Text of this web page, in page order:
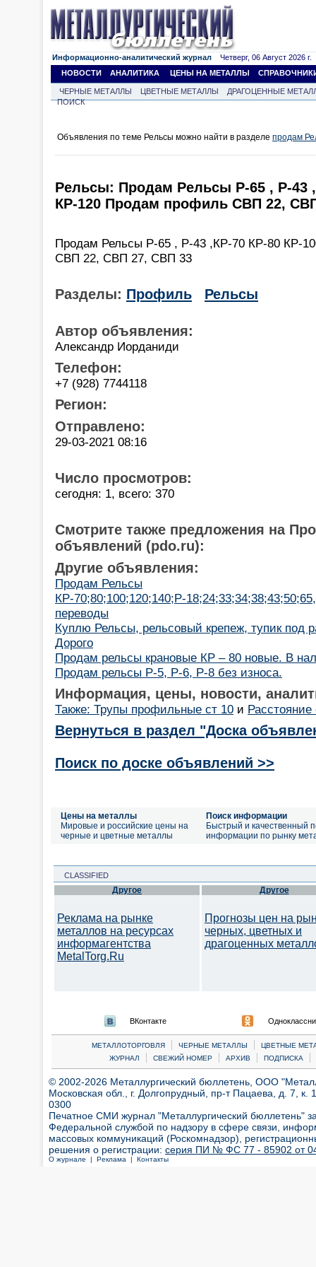
Информационно-аналитический журнал Четверг, 06 Август 2026 г.
НОВОСТИ
АНАЛИТИКА ЦЕНЫ НА МЕТАЛЛЫ
ЧЕРНЫЕ МЕТАЛЛЫ ЦВЕТНЫЕ МЕТАЛЛЫ
ДРАГОЦЕННЫЕ
ПОИСК
Объявления по теме Рельсы можно найти в разделе продам
Рельсы: Продам Рельсы Р-65 , Р-43
КР-120 Продам профиль СВП 22,
Продам Рельсы Р-65 , Р-43 ,КР-70 КР-80 КР-
СВП 22, СВП 27, СВП 33
Разделы: Профиль Рельсы
Автор объявления:
Александр Иорданиди
Телефон:
+7 (928) 7744118
Регион:
Отправлено:
29-03-2021 08:16
Число просмотров:
сегодня: 1, всего: 370
Смотрите также предложения на
объявлений (pdo.ru):
Другие объявления:
Продам Рельсы
КР-70;80;100;120;140;Р-
переводы
Куплю Рельсы, рельсовый крепеж, тупик
Дорого
Продам рельсы крановые КР – 80 новые. В
Продам рельсы Р-5, Р-6, Р-8 без износа.
Информация, цены, новости,
Также: Трупы профильные ст 10 и Расстояние
Вернуться в раздел "Доска
Поиск по доске объявлений >>
Цены на металлы
Мировые и российские цены на
черные и цветные металлы
Поиск информации
Быстрый и качественный
информации по рынку
CLASSIFIED
Другое
Реклама на рынке
металлов на ресурсах
информагентства
MetalTorg.Ru
Другое
Прогнозы цен на
черных, цветных и
драгоценных
ВКонтакте
МЕТАЛЛОТОРГОВЛЯ | ЧЕРНЫЕ МЕТАЛЛЫ |
ЦВЕТНЫЕ
ЖУРНАЛ
| СВЕЖИЙ НОМЕР | АРХИВ | ПОДПИСКА |
© 2002-2026 Металлургический бюллетень, ООО
Московская обл., г. Долгопрудный, пр-т Пацаева, д. 7,
0300
Печатное СМИ журнал "Металлургический бюллетень"
Федеральной службой по надзору в сфере связи,
массовых коммуникаций (Роскомнадзор),
решения о регистрации: серия ПИ № ФС 77 - 85902 от 04
О журнале | Реклама | Контакты